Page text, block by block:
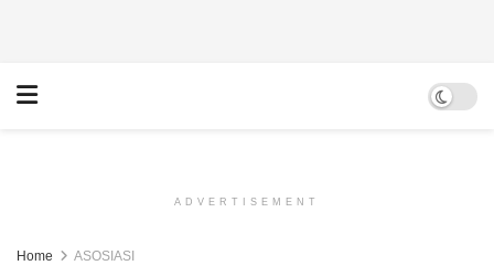
ADVERTISEMENT
Home ASOSIASI